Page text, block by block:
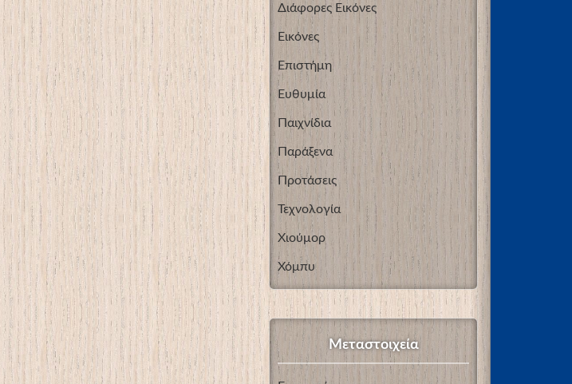
Διάφορες Εικόνες
Εικόνες
Επιστήμη
Ευθυμία
Παιχνίδια
Παράξενα
Προτάσεις
Τεχνολογία
Χιούμορ
Χόμπυ
Μεταστοιχεία